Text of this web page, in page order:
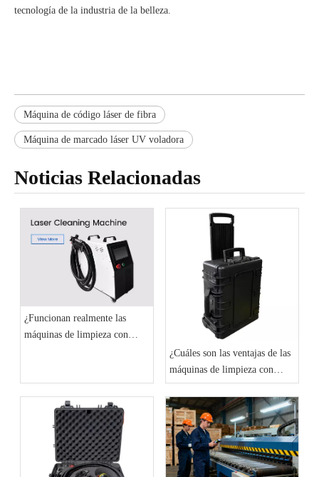
tecnología de la industria de la belleza.
Máquina de código láser de fibra
Máquina de marcado láser UV voladora
Noticias Relacionadas
¿Funcionan realmente las
máquinas de limpieza con
¿Cuáles son las ventajas de las
máquinas de limpieza con
láser?